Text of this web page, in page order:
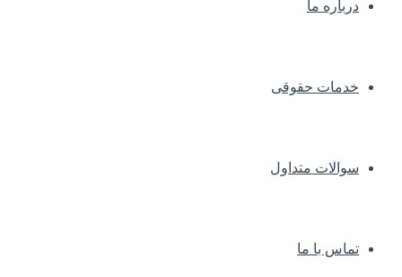
درباره ما
خدمات حقوقی
سوالات متداول
تماس با ما